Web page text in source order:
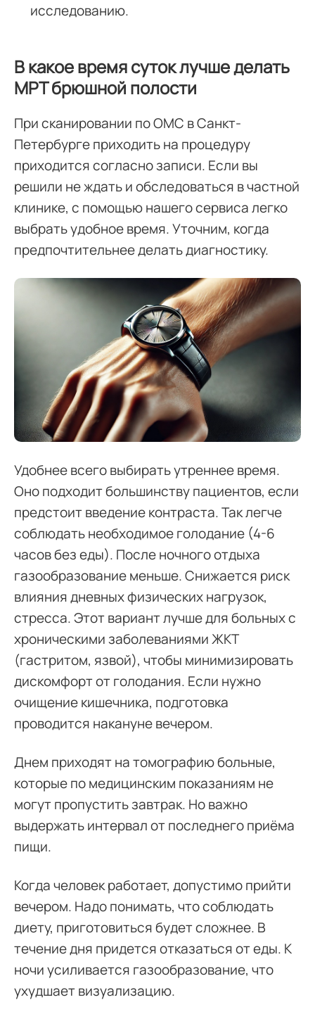
исследованию.
В какое время суток лучше делать
МРТ брюшной полости
При сканировании по ОМС в Санкт-
Петербурге приходить на процедуру
приходится согласно записи. Если вы
решили не ждать и обследоваться в частной
клинике, с помощью нашего сервиса легко
выбрать удобное время. Уточним, когда
предпочтительнее делать диагностику.
Удобнее всего выбирать утреннее время.
Оно подходит большинству пациентов, если
предстоит введение контраста. Так легче
соблюдать необходимое голодание (4-6
часов без еды). После ночного отдыха
газообразование меньше. Снижается риск
влияния дневных физических нагрузок,
стресса. Этот вариант лучше для больных с
хроническими заболеваниями ЖКТ
(гастритом, язвой), чтобы минимизировать
дискомфорт от голодания. Если нужно
очищение кишечника, подготовка
проводится накануне вечером.
Днем приходят на томографию больные,
которые по медицинским показаниям не
могут пропустить завтрак. Но важно
выдержать интервал от последнего приёма
пищи.
Когда человек работает, допустимо прийти
вечером. Надо понимать, что соблюдать
диету, приготовиться будет сложнее. В
течение дня придется отказаться от еды. К
ночи усиливается газообразование, что
ухудшает визуализацию.